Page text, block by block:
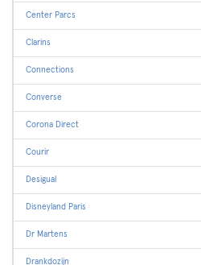
Center Parcs
Clarins
Connections
Converse
Corona Direct
Courir
Desigual
Disneyland Paris
Dr Martens
Drankdozijn